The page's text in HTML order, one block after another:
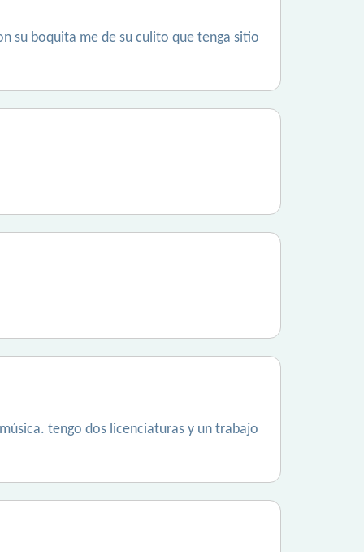
su boquita me de su culito que tenga sitio
tengo dos licenciaturas y un trabajo